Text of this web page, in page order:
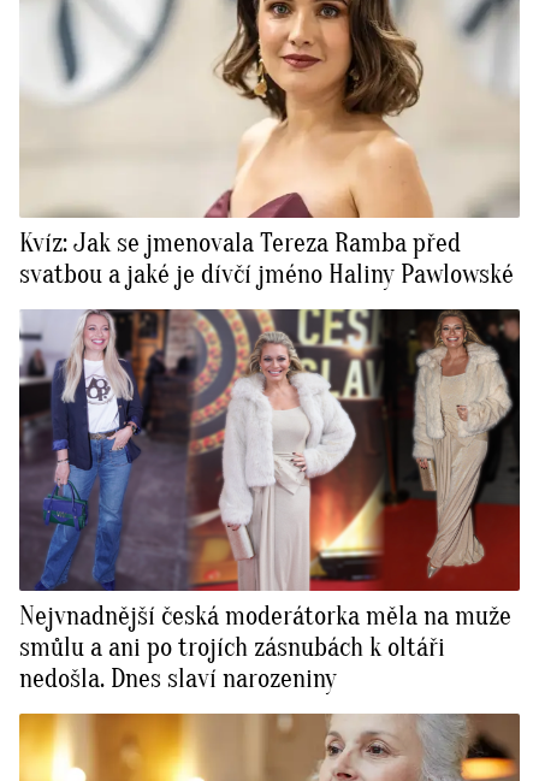
Kvíz: Jak se jmenovala Tereza Ramba před
svatbou a jaké je dívčí jméno Haliny Pawlowské
Nejvnadnější česká moderátorka měla na muže
smůlu a ani po trojích zásnubách k oltáři
nedošla. Dnes slaví narozeniny